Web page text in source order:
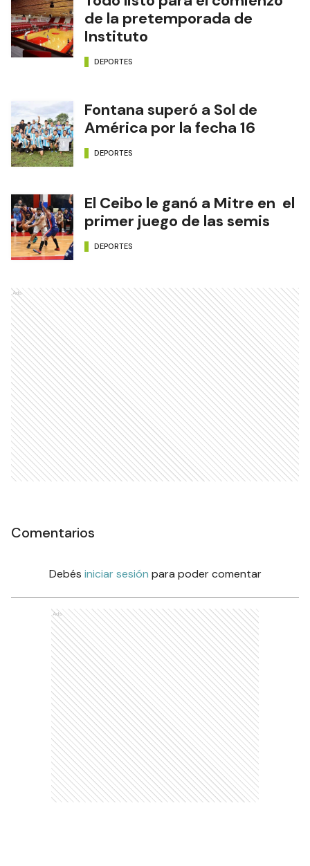
de la pretemporada de
Instituto
DEPORTES
Fontana superó a Sol de
América por la fecha 16
DEPORTES
El Ceibo le ganó a Mitre en el
primer juego de las semis
DEPORTES
Ads
Comentarios
Debés iniciar sesión para poder comentar
Ads